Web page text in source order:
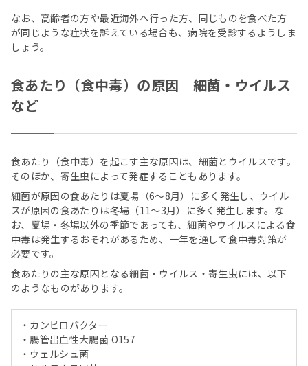
なお、高齢者の方や最近海外へ行った方、同じものを食べた方
が同じような症状を訴えている場合も、病院を受診するようしま
しょう。
食あたり（食中毒）の原因｜細菌・ウイルス
など
食あたり（食中毒）を起こす主な原因は、細菌とウイルスです。
そのほか、寄生虫によって発症することもあります。
細菌が原因の食あたりは夏場（6〜8月）に多く発生し、ウイル
スが原因の食あたりは冬場（11〜3月）に多く発生します。な
お、夏場・冬場以外の季節であっても、細菌やウイルスによる食
中毒は発生するおそれがあるため、一年を通して食中毒対策が
必要です。
食あたりの主な原因となる細菌・ウイルス・寄生虫には、以下
のようなものがあります。
・カンピロバクター
・腸管出血性大腸菌 O157
・ウェルシュ菌